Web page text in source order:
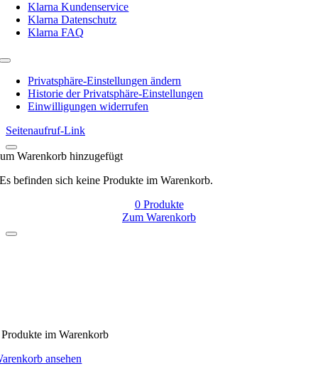
Klarna Kundenservice
Klarna Datenschutz
Klarna FAQ
Toggle
NavigationPrivatsphäre-Einstellungen ändern
Historie der Privatsphäre-Einstellungen
Einwilligungen widerrufen
Seitenaufruf-Link
Warenkorb hinzugefügt
Es befinden sich keine Produkte im Warenkorb.
0Produkte
Zum Warenkorb
im Warenkorb
ansehen